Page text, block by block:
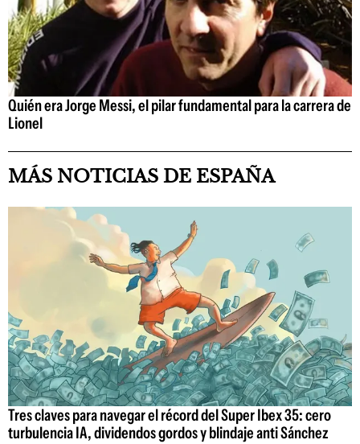
Quién era Jorge Messi, el pilar fundamental para la carrera de
Lionel
MÁS NOTICIAS DE ESPAÑA
Tres claves para navegar el récord del Super Ibex 35: cero
turbulencia IA, dividendos gordos y blindaje anti Sánchez